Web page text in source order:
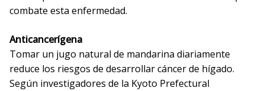
combate esta enfermedad.
Anticancerígena
Tomar un jugo natural de mandarina diariamente
reduce los riesgos de desarrollar cáncer de hígado.
Según investigadores de la Kyoto Prefectural